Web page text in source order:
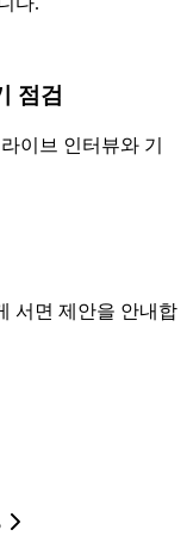
점검
이브 인터뷰와 기
서면 제안을 안내합